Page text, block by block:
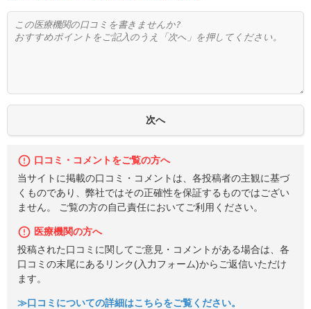
口コミ・コメントをご覧の方へ
当サイトに掲載の口コミ・コメントは、各投稿者の主観に基づ
くものであり、弊社ではその正確性を保証するものではござい
ません。 ご覧の方の自己責任においてご利用ください。
医療機関の方へ
投稿された口コミに関してご意見・コメントがある場合は、各
口コミの末尾にあるリンク(入力フォーム)からご返信いただけ
ます。
≫口コミについての詳細はこちらをご覧ください。